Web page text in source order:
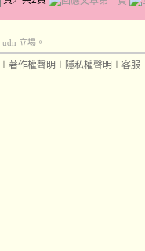
立場。
著作權聲明 隱私權聲明 客服